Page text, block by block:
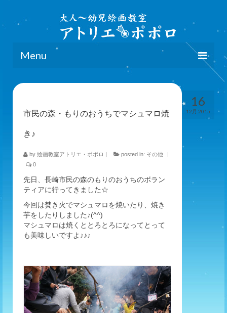
Menu
home
ブログ
お申し込み
16
12月 2015
市民の森・もりのおうちでマシュマロ焼
き♪
by 絵画教室アトリエ・ポポロ | posted in: その他
|
0
先日、長崎市民の森のもりのおうちのボラン
ティアに行ってきました☆
今回は焚き火でマシュマロを焼いたり、焼き
芋をしたりしました♪(^^)
マシュマロは焼くととろとろになってとって
も美味しいですよ♪♪♪